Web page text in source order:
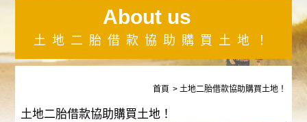
About us
土地二胎借款協助購買土地！
首頁 土地二胎借款協助購買土地！
土地二胎借款協助購買土地！